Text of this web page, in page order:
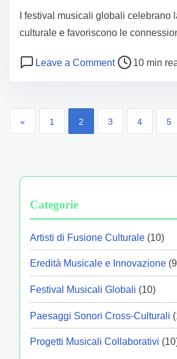
I festival musicali globali celebrano
culturale e favoriscono le
Leave a Commenton Festival
Post read time 10 min
Posts pagination
« 1 2 3 4 5
Categorie
Artisti di Fusione Culturale (10)
Eredità Musicale e Innovazione
Festival Musicali Globali (10)
Paesaggi Sonori Cross-Culturali
Progetti Musicali Collaborativi